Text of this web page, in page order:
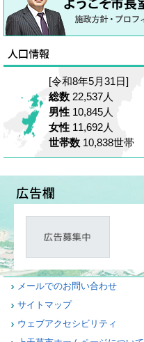
[令和8年5月31日]
総数 22,537人
男性 10,845人
女性 11,692人
世帯数 10,838世帯
メールでのお問い合わせ
サイトマップ
ウェブアクセシビリティ